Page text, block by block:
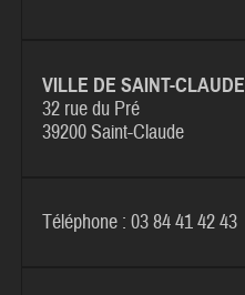
VILLE DE SAINT-CLAUDE
32 rue du Pré
39200 Saint-Claude
Téléphone : 03 84 41 42 43